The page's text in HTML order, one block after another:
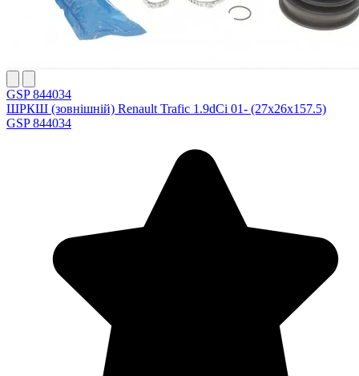
GSP 844034
ШРКШ (зовнішній) Renault Trafic 1.9dCi 01- (27x26x157.5)
GSP 844034